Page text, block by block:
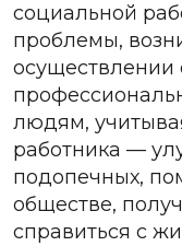
социальной
проблемы,
осуществлении
людям,
работника —
подопечных,
обществе,
справиться с